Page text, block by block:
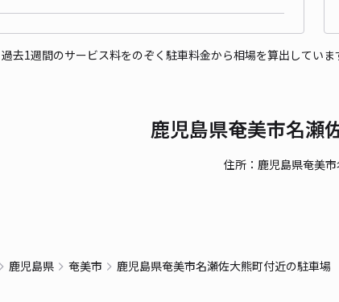
過去1週間のサービス料をのぞく駐車料金から相場を算出してい
鹿児島県奄美市名瀬
住所：鹿児島県奄美
鹿児島県 奄美市 鹿児島県奄美市名瀬佐大熊町付近の駐車場